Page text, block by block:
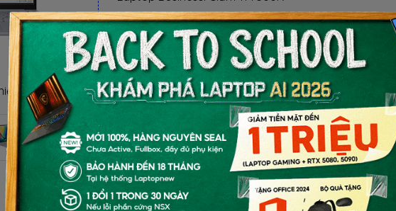
- Laptop RTX 5080, 5090: Giảm TM 1 TRIỆU
BỘ QUÀ TẶNG
✓ Balo laptop, Mouse không dây
BỘ QUÀ TẶNG
QUÀ TẶNG ƯU ĐÃI (CHỌN 1 TRONG KM):
- KM1: Balo laptop, Mouse không dây, Mousepad